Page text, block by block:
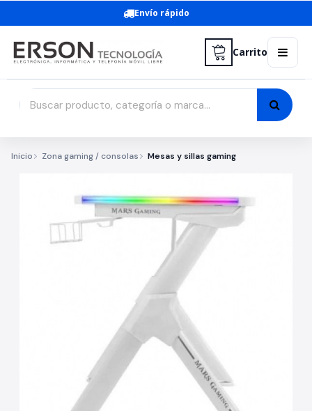
Envío rápido
Carrito
Inicio Zona gaming / consolas Mesas y sillas gaming